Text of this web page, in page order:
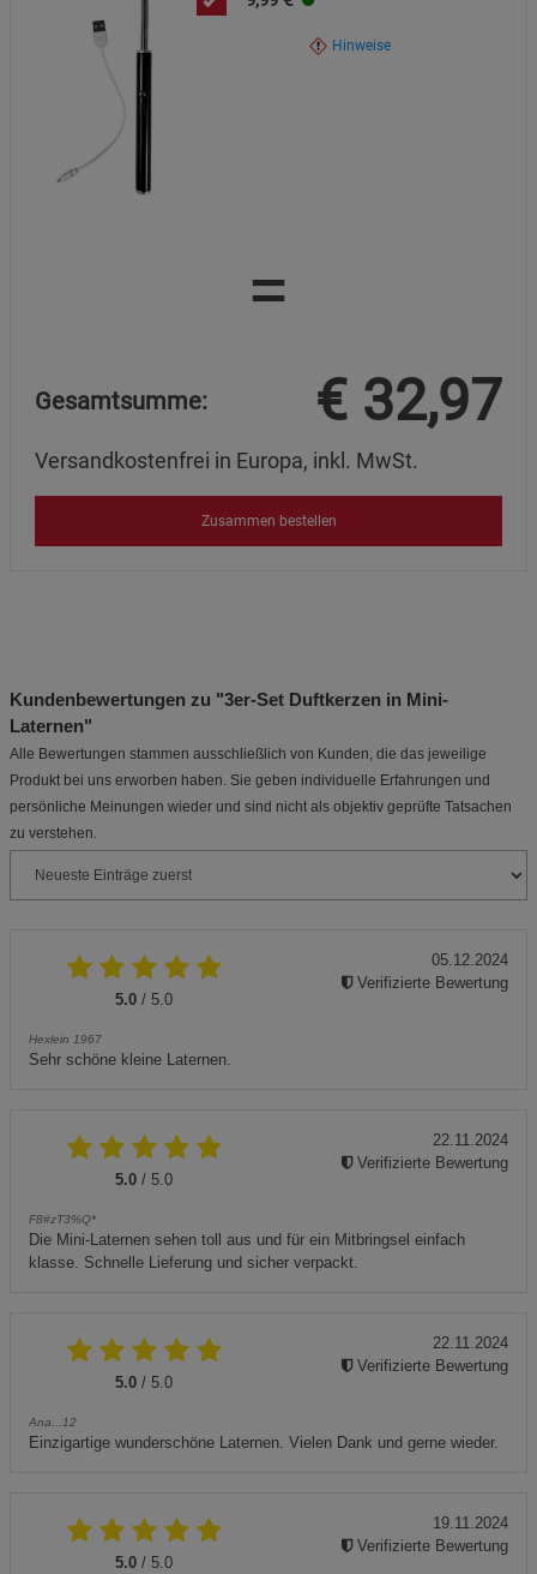
Hinweise
=
Gesamtsumme: € 32,97
Versandkostenfrei in Europa, inkl. MwSt.
Zusammen bestellen
Kundenbewertungen zu "3er-Set Duftkerzen in Mini-
Laternen"
Alle Bewertungen stammen ausschließlich von Kunden, die das jeweilige
Produkt bei uns erworben haben. Sie geben individuelle Erfahrungen und
persönliche Meinungen wieder und sind nicht als objektiv geprüfte Tatsachen
zu verstehen.
5.0 / 5.0
Hexlein 1967
Sehr schöne kleine Laternen.
05.12.2024
Verifizierte Bewertung
5.0 / 5.0
F8#zT3%Q*
Die Mini-Laternen sehen toll aus und für ein Mitbringsel einfach
klasse. Schnelle Lieferung und sicher verpackt.
22.11.2024
Verifizierte Bewertung
5.0 / 5.0
Ana...12
Einzigartige wunderschöne Laternen. Vielen Dank und gerne wieder.
22.11.2024
Verifizierte Bewertung
5.0 / 5.0
19.11.2024
Verifizierte Bewertung